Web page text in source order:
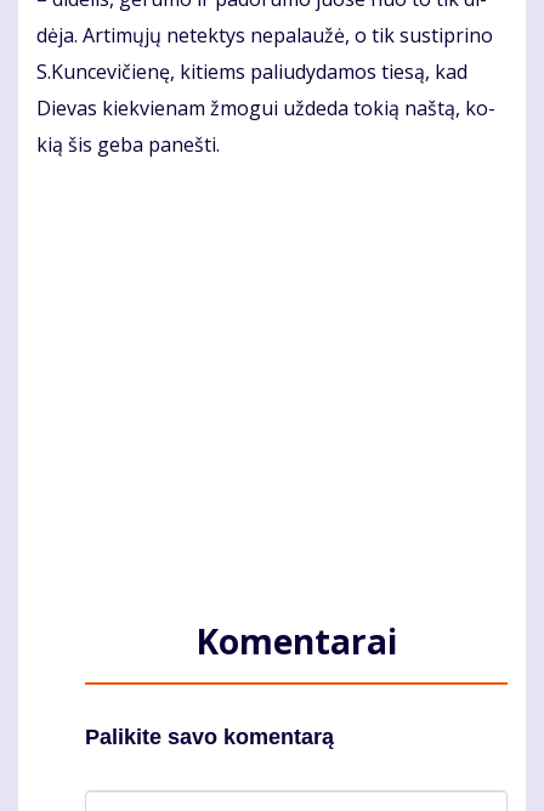
dė­ja. Ar­ti­mų­jų ne­tek­tys ne­pa­lau­žė, o tik su­stip­ri­no
S.Kun­ce­vi­čie­nę, ki­tiems pa­liu­dy­da­mos tie­są, kad
Die­vas kiek­vie­nam žmo­gui už­de­da to­kią naš­tą, ko­
kią šis ge­ba pa­neš­ti.
Komentarai
Palikite savo komentarą